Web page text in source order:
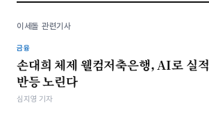
이세돌 관련기사
금융
손대희 체제 웰컴저축은행, AI로 실적
반등 노린다
심지영 기자